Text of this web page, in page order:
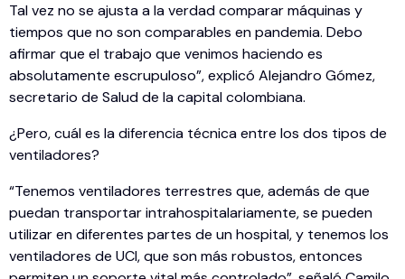
Tal vez no se ajusta a la verdad comparar máquinas y
tiempos que no son comparables en pandemia. Debo
afirmar que el trabajo que venimos haciendo es
absolutamente escrupuloso”, explicó Alejandro Gómez,
secretario de Salud de la capital colombiana.
¿Pero, cuál es la diferencia técnica entre los dos tipos de
ventiladores?
“Tenemos ventiladores terrestres que, además de que
puedan transportar intrahospitalariamente, se pueden
utilizar en diferentes partes de un hospital, y tenemos los
ventiladores de UCI, que son más robustos, entonces